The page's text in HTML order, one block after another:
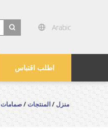
Arabic
اطلب اقتباس
منزل/المنتجات/صمامات